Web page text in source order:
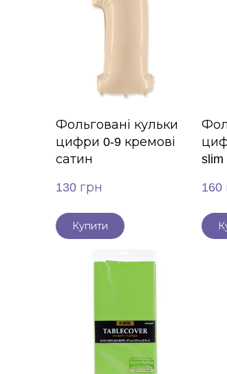
Фольговані кульки
цифри 0-9 кремові
сатин
130 грн
Купити
slim
160